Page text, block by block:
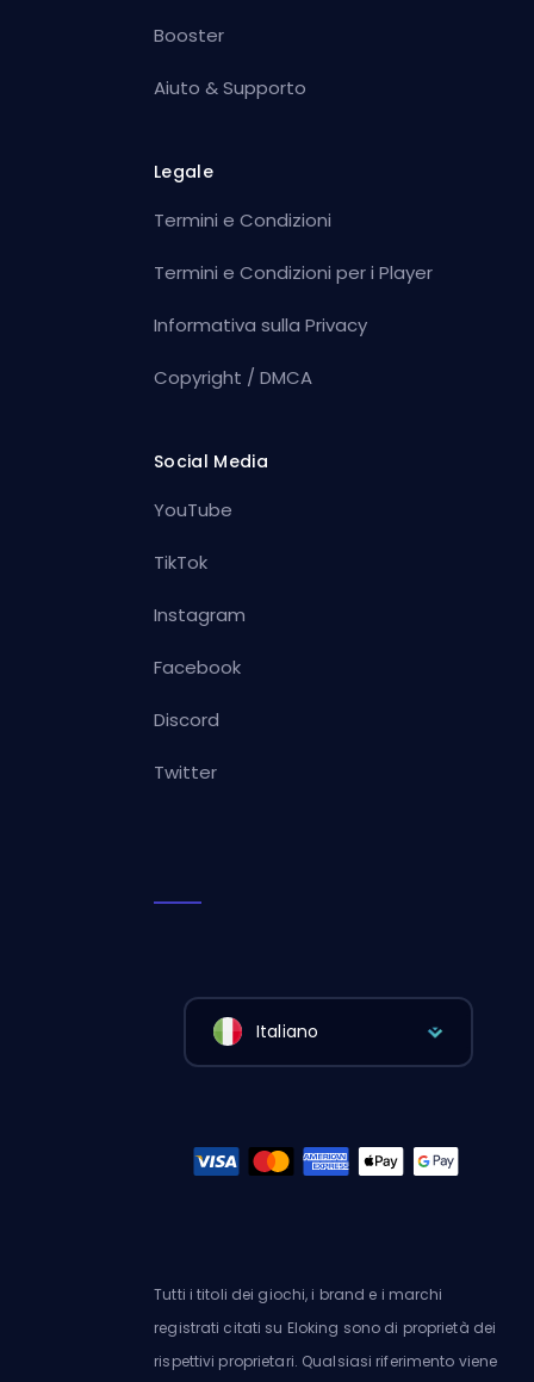
Booster
Aiuto & Supporto
Legale
Termini e Condizioni
Termini e Condizioni per i Player
Informativa sulla Privacy
Copyright / DMCA
Social Media
YouTube
TikTok
Instagram
Facebook
Discord
Twitter
Italiano
Tutti i titoli dei giochi, i brand e i marchi
registrati citati su Eloking sono di proprietà dei
rispettivi proprietari. Qualsiasi riferimento viene